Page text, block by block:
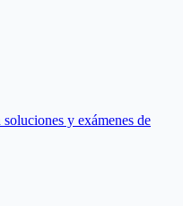
y exámenes de